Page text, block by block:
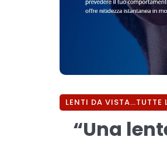
LENTI DA VISTA…TUTTE
“Una